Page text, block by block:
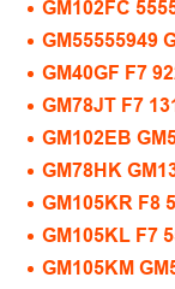
GM102FC
GM55555949
GM40GF F7
GM78JT F7
GM102EB
GM78HK
GM105KR F8
GM105KL F7
GM105KM